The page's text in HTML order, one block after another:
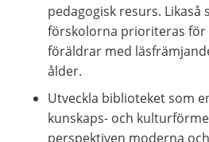
pedagogisk resurs. Likaså
förskolorna prioriteras för
föräldrar med
ålder.
Utveckla biblioteket som
kunskaps- och
perspektiven moderna